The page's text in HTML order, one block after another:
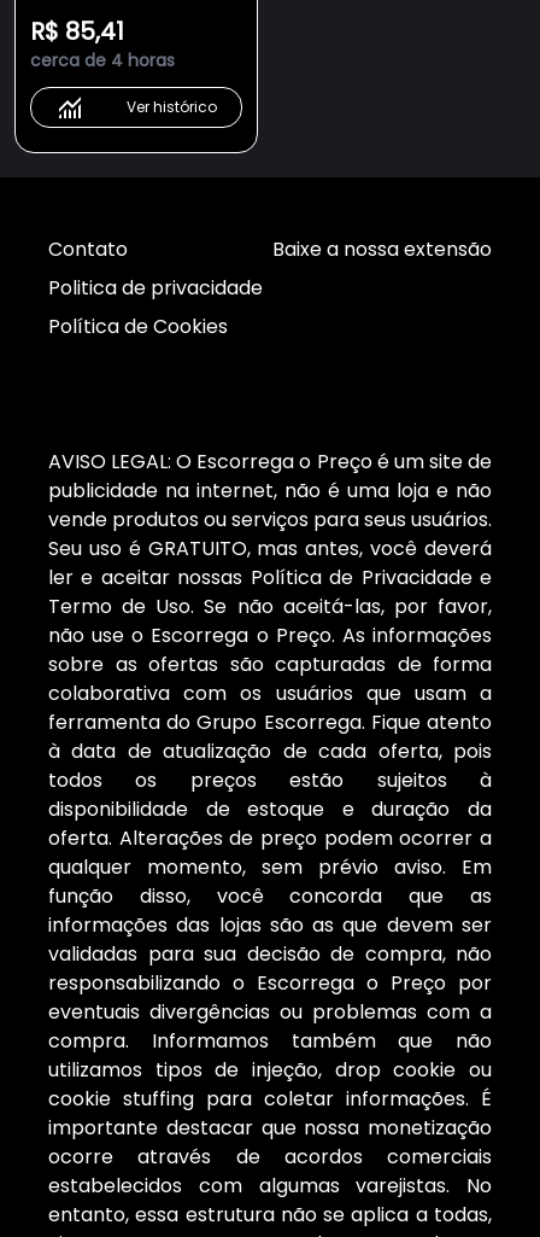
R$ 85,41
cerca de 4 horas
Ver histórico
Contato
Politica de privacidade
Política de Cookies
Baixe a nossa extensão
AVISO LEGAL: O Escorrega o Preço é um site de
publicidade na internet, não é uma loja e não
vende produtos ou serviços para seus usuários.
Seu uso é GRATUITO, mas antes, você deverá
ler e aceitar nossas Política de Privacidade e
Termo de Uso. Se não aceitá-las, por favor,
não use o Escorrega o Preço. As informações
sobre as ofertas são capturadas de forma
colaborativa com os usuários que usam a
ferramenta do Grupo Escorrega. Fique atento
à data de atualização de cada oferta, pois
todos os preços estão sujeitos à
disponibilidade de estoque e duração da
oferta. Alterações de preço podem ocorrer a
qualquer momento, sem prévio aviso. Em
função disso, você concorda que as
informações das lojas são as que devem ser
validadas para sua decisão de compra, não
responsabilizando o Escorrega o Preço por
eventuais divergências ou problemas com a
compra. Informamos também que não
utilizamos tipos de injeção, drop cookie ou
cookie stuffing para coletar informações. É
importante destacar que nossa monetização
ocorre através de acordos comerciais
estabelecidos com algumas varejistas. No
entanto, essa estrutura não se aplica a todas,